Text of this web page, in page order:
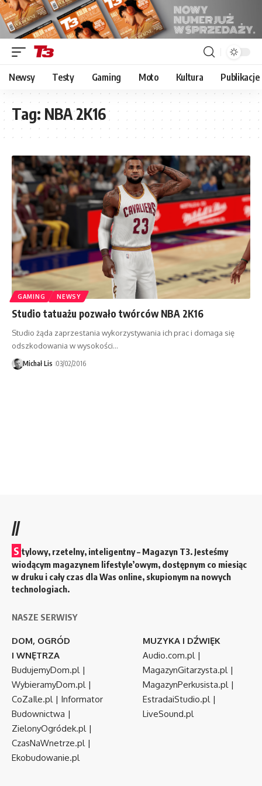
Newsy Testy Gaming Moto Kultura Publikacje
Tag: NBA 2K16
GAMING NEWSY
Studio tatuażu pozwało twórców NBA 2K16
Studio żąda zaprzestania wykorzystywania ich prac i domaga się
odszkodowania w wysokości…
Michał Lis 03/02/2016
//
S tylowy, rzetelny, inteligentny – Magazyn T3. Jesteśmy
wiodącym magazynem lifestyle’owym, dostępnym co miesiąc
w druku i cały czas dla Was online, skupionym na nowych
technologiach.
NASZE SERWISY
DOM, OGRÓD
I WNĘTRZA
BudujemyDom.pl|
WybieramyDom.pl|
CoZaIle.pl| Informator
Budownictwa |
ZielonyOgródek.pl|
CzasNaWnetrze.pl|
Ekobudowanie.pl
MUZYKA I DŹWIĘK
Audio.com.pl|
MagazynGitarzysta.pl|
MagazynPerkusista.pl|
EstradaiStudio.pl|
LiveSound.pl